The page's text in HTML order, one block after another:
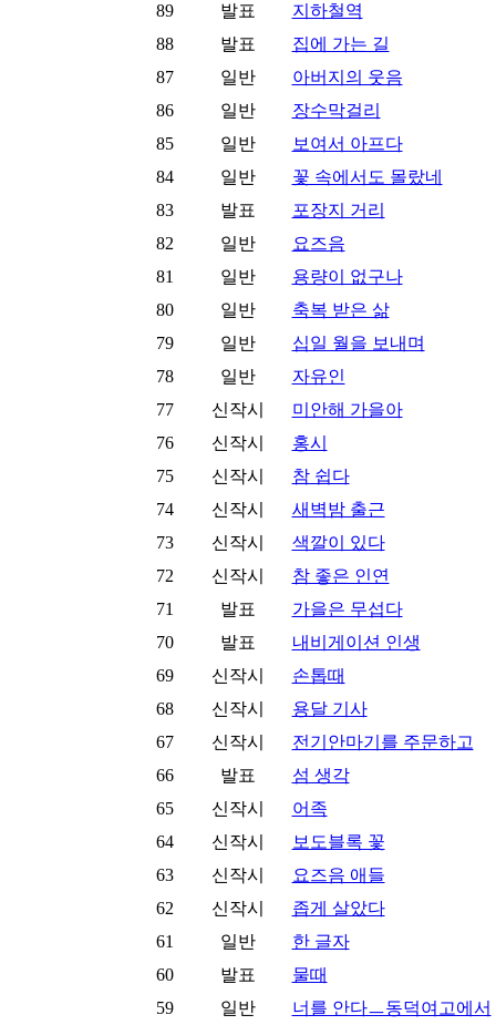
89
발표
지하철역
88
발표
집에 가는 길
87
일반
아버지의 웃음
86
일반
장수막걸리
85
일반
보여서 아프다
84
일반
꽃 속에서도 몰랐네
83
발표
포장지 거리
82
일반
요즈음
81
일반
용량이 없구나
80
일반
축복 받은 삶
79
일반
십일 월을 보내며
78
일반
자유인
77
신작시
미안해 가을아
76
신작시
홍시
75
신작시
참 쉽다
74
신작시
새벽밤 출근
73
신작시
색깔이 있다
72
신작시
참 좋은 인연
71
발표
가을은 무섭다
70
발표
내비게이션 인생
69
신작시
손톱때
68
신작시
용달 기사
67
신작시
전기안마기를 주문하고
66
발표
섬 생각
65
신작시
어족
64
신작시
보도블록 꽃
63
신작시
요즈음 애들
62
신작시
좁게 살았다
61
일반
한 글자
60
발표
물때
59
일반
너를 안다ㅡ동덕여고에서